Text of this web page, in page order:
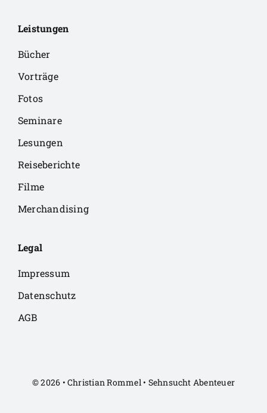
Leistungen
Bücher
Vorträge
Fotos
Seminare
Lesungen
Reiseberichte
Filme
Merchandising
Legal
Impressum
Datenschutz
AGB
© 2026 • Christian Rommel • Sehnsucht Abenteuer